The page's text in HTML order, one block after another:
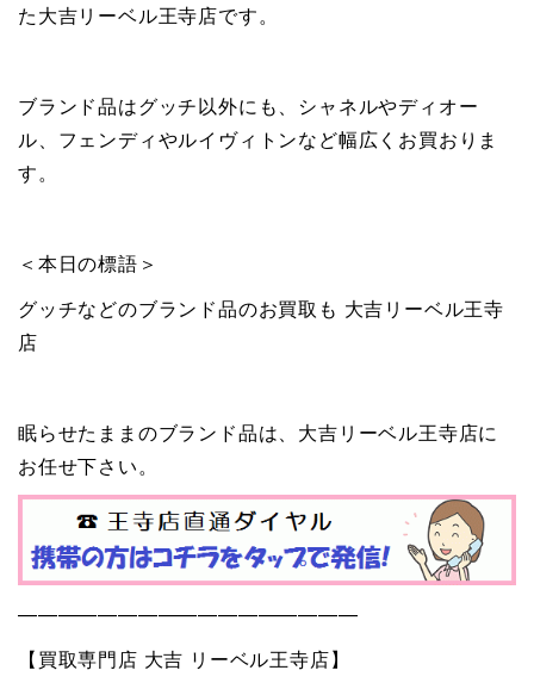
た大吉リーベル王寺店です。
ブランド品はグッチ以外にも、シャネルやディオー
ル、フェンディやルイヴィトンなど幅広くお買おりま
す。
＜本日の標語＞
グッチなどのブランド品のお買取も 大吉リーベル王寺
店
眠らせたままのブランド品は、大吉リーベル王寺店に
お任せ下さい。
—————————————————
【買取専門店 大吉 リーベル王寺店】